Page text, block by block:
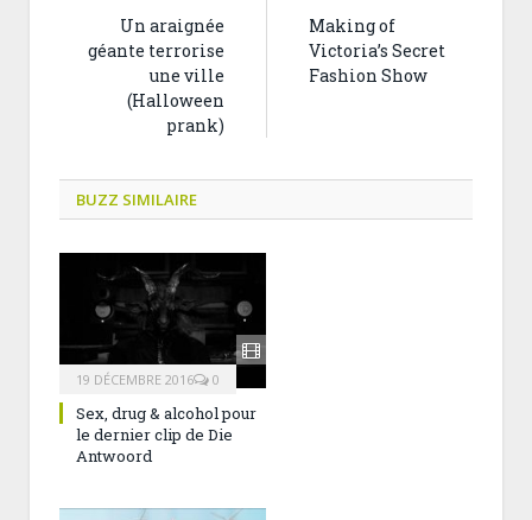
Un araignée
géante terrorise
une ville
(Halloween
prank)
Making of
Victoria’s Secret
Fashion Show
BUZZ SIMILAIRE
19 DÉCEMBRE 2016 0
Sex, drug & alcohol pour
le dernier clip de Die
Antwoord